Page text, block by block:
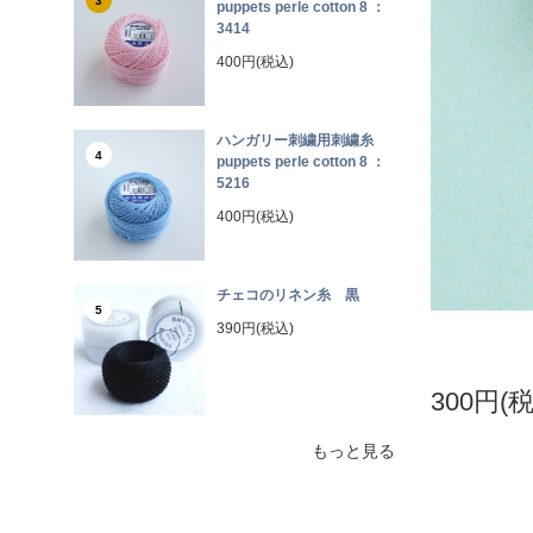
puppets perle cotton 8 ：
3414
400円(税込)
4
ハンガリー刺繍用刺繍糸
puppets perle cotton 8 ：
5216
400円(税込)
5
チェコのリネン糸 黒
390円(税込)
もっと見る
300円(